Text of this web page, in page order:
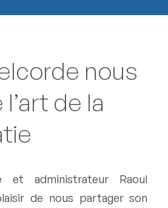
nous
de la
et administrateur Raoul
de nous partager son